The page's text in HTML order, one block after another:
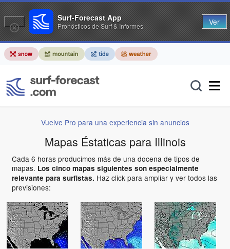
Vuelve Pro para una experiencia sin anuncios
Mapas Éstaticas para Illinois
Cada 6 horas producimos más de una docena de tipos de
mapas. Los cinco mapas siguientes son especialmente
relevante para surfistas. Haz click para ampliar y ver todos las
previsiones:
Surf-Forecast App
Pronósticos de Surf & Informes Ver